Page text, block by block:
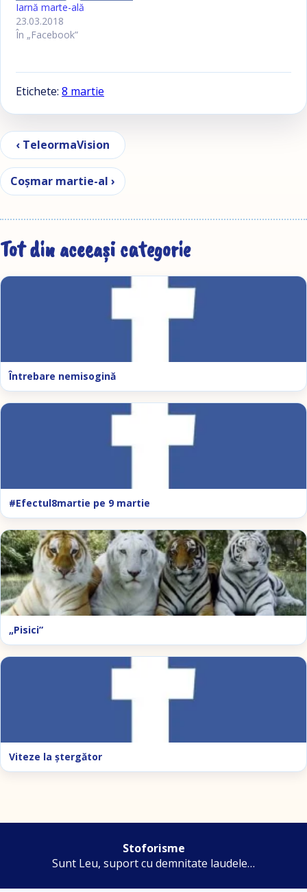
Iarnă marte-ală
23.03.2018
În „Facebook”
Etichete: 8 martie
Navigare în articole
‹ TeleormaVision
Coşmar martie-al ›
Tot din aceeași categorie
Întrebare nemisogină
#Efectul8martie pe 9 martie
„Pisici”
Viteze la ştergător
Stoforisme
Sunt Leu, suport cu demnitate laudele…